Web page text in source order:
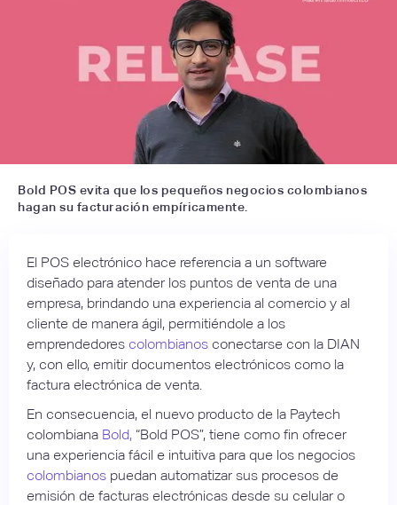
Bold POS evita que los pequeños negocios colombianos
hagan su facturación empíricamente.
El POS electrónico hace referencia a un software
diseñado para atender los puntos de venta de una
empresa, brindando una experiencia al comercio y al
cliente de manera ágil, permitiéndole a los
emprendedores colombianos conectarse con la DIAN
y, con ello, emitir documentos electrónicos como la
factura electrónica de venta.
En consecuencia, el nuevo producto de la Paytech
colombiana Bold, “Bold POS”, tiene como fin ofrecer
una experiencia fácil e intuitiva para que los negocios
colombianos puedan automatizar sus procesos de
emisión de facturas electrónicas desde su celular o